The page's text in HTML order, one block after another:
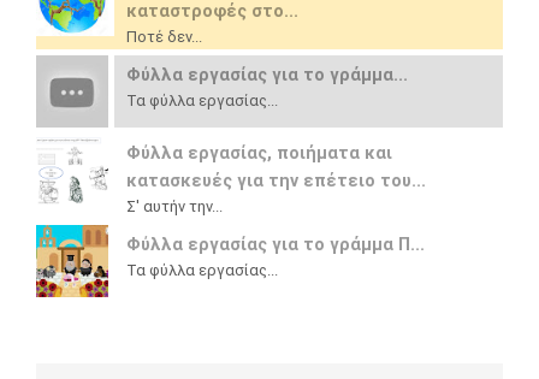
καταστροφές στο...
Ποτέ δεν...
Φύλλα εργασίας για το γράμμα...
Τα φύλλα εργασίας...
Φύλλα εργασίας, ποιήματα και
κατασκευές για την επέτειο του...
Σ' αυτήν την...
Φύλλα εργασίας για το γράμμα Π...
Τα φύλλα εργασίας...